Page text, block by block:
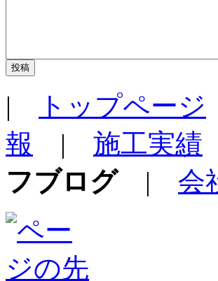
| トップページ
報 | 施工実績
フブログ| 会